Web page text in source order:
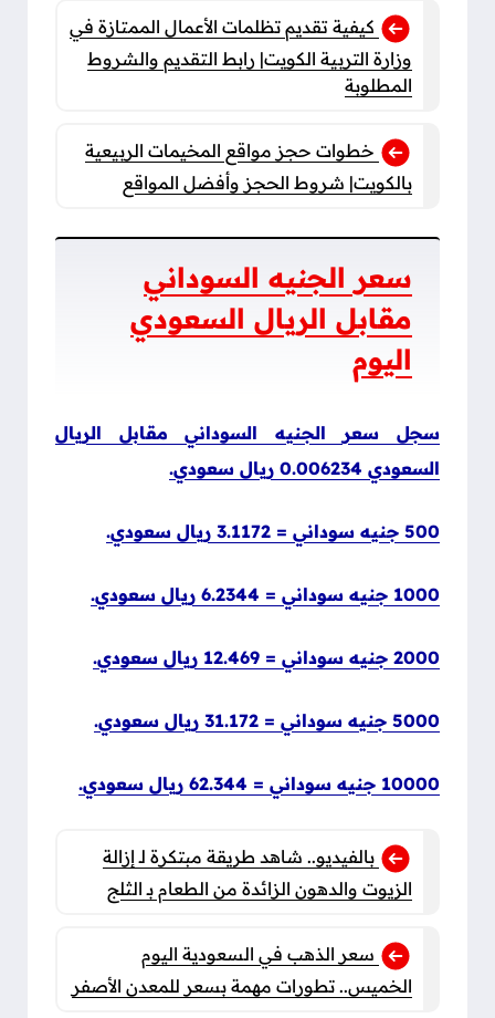
كيفية تقديم تظلمات الأعمال الممتازة في
وزارة التربية الكويت| رابط التقديم والشروط
المطلوبة
خطوات حجز مواقع المخيمات الربيعية
بالكويت| شروط الحجز وأفضل المواقع
سعر الجنيه السوداني
مقابل الريال السعودي
اليوم
سجل سعر الجنيه السوداني مقابل الريال
السعودي 0.006234 ريال سعودي.
500 جنيه سوداني = 3.1172 ريال سعودي.
1000 جنيه سوداني = 6.2344 ريال سعودي.
2000 جنيه سوداني = 12.469 ريال سعودي.
5000 جنيه سوداني = 31.172 ريال سعودي.
10000 جنيه سوداني = 62.344 ريال سعودي.
بالفيديو.. شاهد طريقة مبتكرة لـ إزالة
الزيوت والدهون الزائدة من الطعام بـ الثلج
سعر الذهب في السعودية اليوم
الخميس.. تطورات مهمة بسعر للمعدن الأصفر